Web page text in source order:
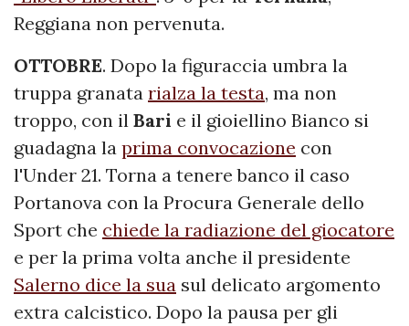
Reggiana non pervenuta.
OTTOBRE. Dopo la figuraccia umbra la
truppa granata rialza la testa, ma non
troppo, con il Bari e il gioiellino Bianco si
guadagna la prima convocazione con
l'Under 21. Torna a tenere banco il caso
Portanova con la Procura Generale dello
Sport che chiede la radiazione del giocatore
e per la prima volta anche il presidente
Salerno dice la sua sul delicato argomento
extra calcistico. Dopo la pausa per gli